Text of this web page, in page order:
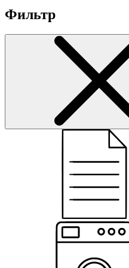
Фильтр